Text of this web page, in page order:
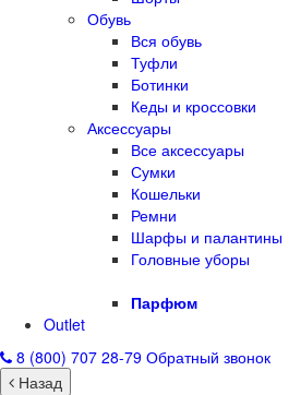
Обувь
Вся обувь
Туфли
Ботинки
Кеды и кроссовки
Аксессуары
Все аксессуары
Сумки
Кошельки
Ремни
Шарфы и палантины
Головные уборы
Парфюм
Outlet
8 (800) 707 28-79 Обратный звонок
Назад